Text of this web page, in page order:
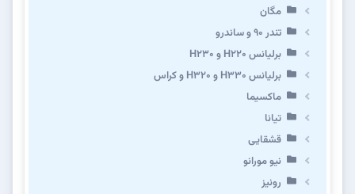
مگان
تندر ۹۰ و ساندرو
برلیانس H220 و H230
برلیانس H330 و H320 و کراس
ماکسیما
تیانا
قشقایی
نیو مورانو
رونیز